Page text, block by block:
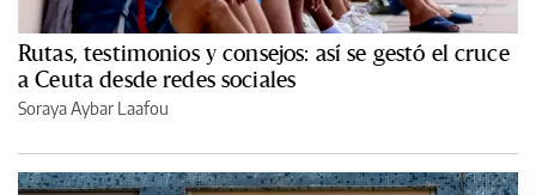
Rutas, testimonios y consejos: así se gestó el cruce
a Ceuta desde redes sociales
Soraya Aybar Laafou